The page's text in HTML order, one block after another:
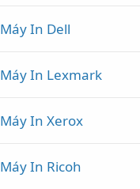
In Dell
In Lexmark
In Xerox
In Ricoh